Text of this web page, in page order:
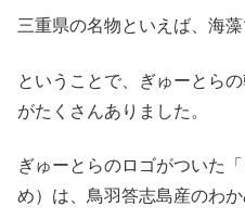
三重県の名物といえば、海藻
ということで、ぎゅーとら
がたくさんありました。
ぎゅーとらのロゴがついた
め）は、鳥羽答志島産のわか